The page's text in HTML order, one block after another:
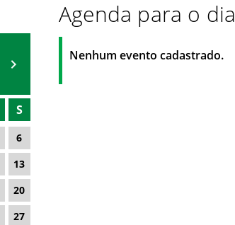
S
6
13
20
27
Agenda para o dia
Nenhum evento cadastrado.